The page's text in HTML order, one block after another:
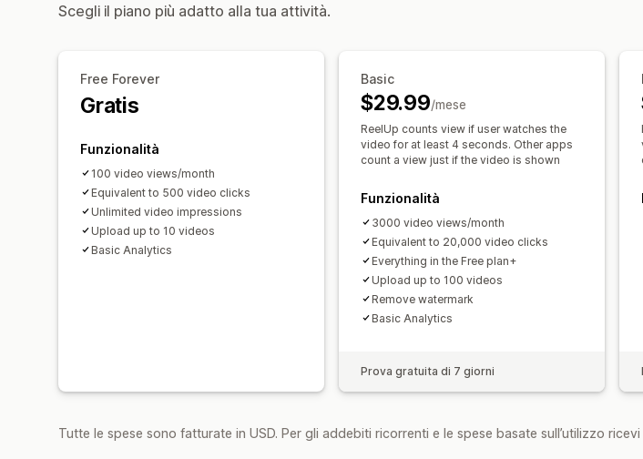
Adattivo
Scegli il piano più adatto alla tua attività.
Free Forever
Gratis
Funzionalità
100 video views/month
Equivalent to 500 video clicks
Unlimited video impressions
Upload up to 10 videos
Basic Analytics
Basic
$29.99/mese
ReelUp counts view if user watches the
video for at least 4 seconds. Other apps
count a view just if the video is shown
Funzionalità
3000 video views/month
Equivalent to 20,000 video clicks
Everything in the Free plan+
Upload up to 100 videos
Remove watermark
Basic Analytics
Prova gratuita di 7 giorni
Tutte le spese sono fatturate in USD. Per gli addebiti ricorrenti e le spese basate sull’utilizzo